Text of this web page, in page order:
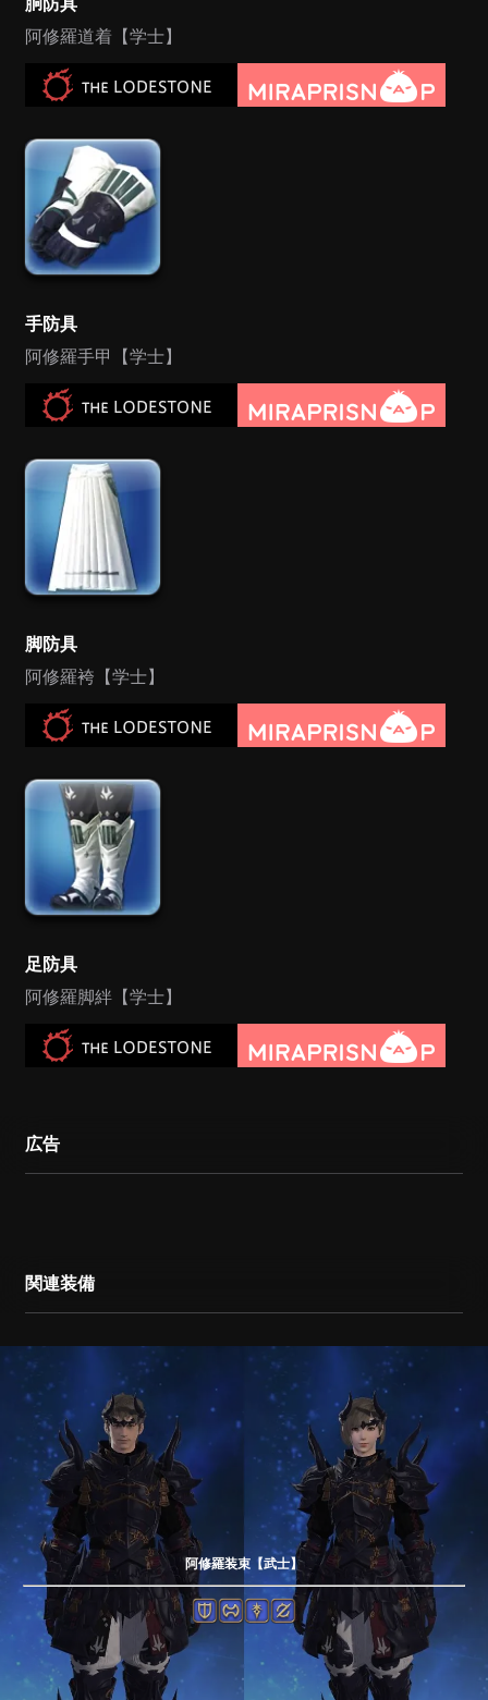
阿修羅道着【学士】
手防具
阿修羅手甲【学士】
脚防具
阿修羅袴【学士】
足防具
阿修羅脚絆【学士】
広告
関連装備
阿修羅装束【武士】